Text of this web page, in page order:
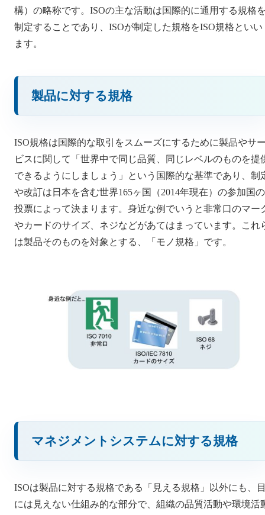
構）の略称です。ISOの主な活動は国際的に通用する規格
制定することであり、ISOが制定した規格をISO規格といい
ます。
製品に対する規格
ISO規格は国際的な取引をスムーズにするために製品やサ
ビスに関して「世界中で同じ品質、同じレベルのものを提
できるようにしましょう」という国際的な基準であり、制
や改訂は日本を含む世界165ヶ国（2014年現在）の参加国の
投票によって決まります。身近な例でいうと非常口のマー
やカードのサイズ、ネジなどがあてはまっています。これ
は製品そのものを対象とする、「モノ規格」です。
マネジメントシステムに対する規格
ISOは製品に対する規格である「見える規格」以外にも、
には見えない仕組み的な部分で、組織の品質活動や環境活